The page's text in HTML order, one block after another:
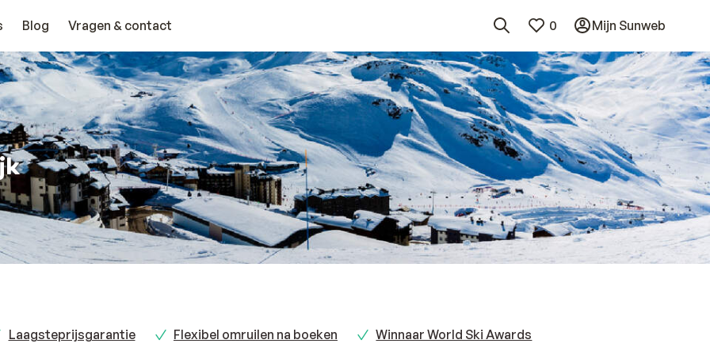
Blog Vragen & contact 0 Mijn Sunweb
Laagsteprijsgarantie Flexibel omruilen na boeken Winnaar World Ski Awards